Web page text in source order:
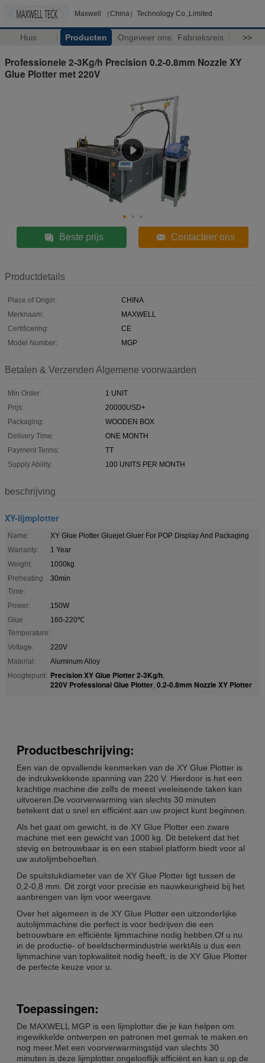
Maxwell （China）Technology Co.,Limited
Huis Producten Ongeveer ons Fabrieksreis >>
Professionele 2-3Kg/h Precision 0.2-0.8mm Nozzle XY
Glue Plotter met 220V
Beste prijs Contacteer ons
Productdetails
Place of Origin:
CHINA
Merknaam:
MAXWELL
Certificering:
CE
Model Number:
MGP
Betalen & Verzenden Algemene voorwaarden
Min Order:
1 UNIT
Prijs:
20000USD+
Packaging:
WOODEN BOX
Delivery Time:
ONE MONTH
Payment Terms:
TT
Supply Ability:
100 UNITS PER MONTH
beschrijving
XY-lijmplotter
Name:
XY Glue Plotter Gluejet Gluer For POP Display And Packaging
Warranty:
1 Year
Weight:
1000kg
Preheating
Time:
30min
Power:
150W
Glue
Temperature:
160-220℃
Voltage:
220V
Material:
Aluminum Alloy
Hoogtepunt: Precision XY Glue Plotter 2-3Kg/h,
220V Professional Glue Plotter, 0.2-0.8mm Nozzle XY Plotter
Productbeschrijving:
Een van de opvallende kenmerken van de XY Glue Plotter is
de indrukwekkende spanning van 220 V. Hierdoor is het een
krachtige machine die zelfs de meest veeleisende taken kan
uitvoeren.De voorverwarming van slechts 30 minuten
betekent dat u snel en efficiënt aan uw project kunt beginnen.
Als het gaat om gewicht, is de XY Glue Plotter een zware
machine met een gewicht van 1000 kg. Dit betekent dat het
stevig en betrouwbaar is en een stabiel platform biedt voor al
uw autolijmbehoeften.
De spuitstukdiameter van de XY Glue Plotter ligt tussen de
0,2-0,8 mm. Dit zorgt voor precisie en nauwkeurigheid bij het
aanbrengen van lijm voor weergave.
Over het algemeen is de XY Glue Plotter een uitzonderlijke
autolijmmachine die perfect is voor bedrijven die een
betrouwbare en efficiënte lijmmachine nodig hebben.Of u nu
in de productie- of beeldschermindustrie werktAls u dus een
lijmmachine van topkwaliteit nodig heeft, is de XY Glue Plotter
de perfecte keuze voor u.
Toepassingen:
De MAXWELL MGP is een lijmplotter die je kan helpen om
ingewikkelde ontwerpen en patronen met gemak te maken.en
nog meer.Met een voorverwarmingstijd van slechts 30
minuten is deze lijmplotter ongelooflijk efficiënt en kan u op de